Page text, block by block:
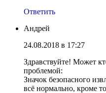
Ответить
Андрей
24.08.2018 в 17:27
Здравствуйте! Может
проблемой:
Значок безопасного
всё нормально, кроме